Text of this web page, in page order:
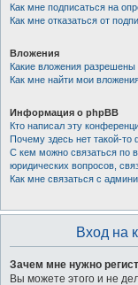
Как мне подписаться на
Как мне отказаться от
Вложения
Какие вложения
Как мне найти мои
Информация о phpBB
Кто написал эту
Почему здесь нет такой-то
С кем можно связаться по
юридических вопросов,
Как мне связаться с
Вход на
Зачем мне нужно
Вы можете этого и не